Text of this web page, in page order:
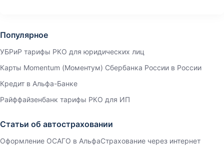
Популярное
УБРиР тарифы РКО для юридических лиц
Карты Momentum (Моментум) Сбербанка России в России
Кредит в Альфа-Банке
Райффайзенбанк тарифы РКО для ИП
Статьи об автостраховании
Оформление ОСАГО в АльфаСтрахование через интернет